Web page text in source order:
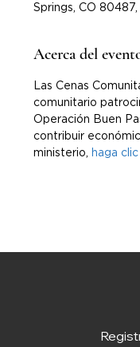
Springs, CO 80487,
Acerca del
Las Cenas
comunitario
Operación Buen
contribuir
ministerio,
haga clic